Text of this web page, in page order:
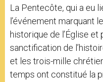
La Pentecôte, qui a eu
l’événement marquant
historique de l’Église
sanctification de
et les trois-mille
temps ont constitué la